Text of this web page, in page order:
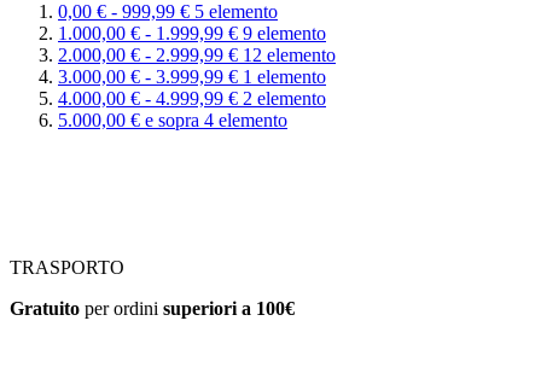
0,00 € - 999,99 € 5 elemento
1.000,00 € - 1.999,99 € 9 elemento
2.000,00 € - 2.999,99 € 12 elemento
3.000,00 € - 3.999,99 € 1 elemento
4.000,00 € - 4.999,99 € 2 elemento
5.000,00 € e sopra 4 elemento
TRASPORTO
Gratuito per ordini superiori a 100€